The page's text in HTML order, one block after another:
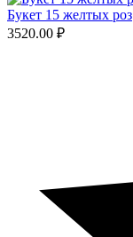
Букет 15 желтых роз
3520.00 ₽